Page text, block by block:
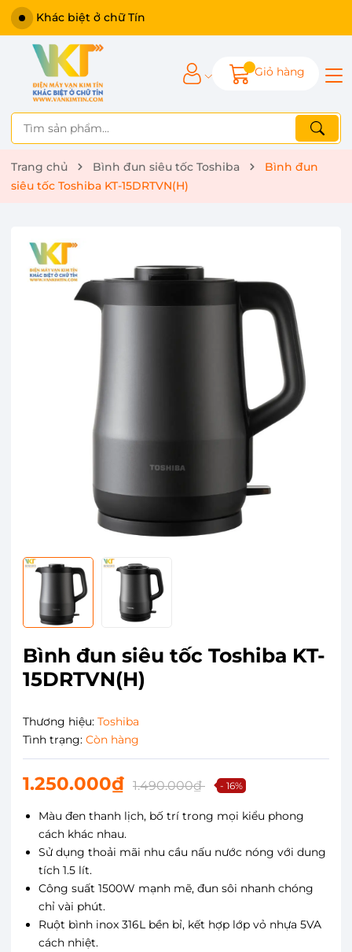
Khác biệt ở chữ Tín
Giỏ hàng
Trang chủ Bình đun siêu tốc Toshiba
Bình đun
siêu tốc Toshiba KT-15DRTVN(H)
Bình đun siêu tốc Toshiba KT-
15DRTVN(H)
Thương hiệu: Toshiba
Tình trạng: Còn hàng
1.250.000₫ 1.490.000₫ - 16%
Màu đen thanh lịch, bố trí trong mọi kiểu phong
cách khác nhau.
Sử dụng thoải mãi nhu cầu nấu nước nóng với dung
tích 1.5 lít.
Công suất 1500W mạnh mẽ, đun sôi nhanh chóng
chỉ vài phút.
Ruột bình inox 316L bền bỉ, kết hợp lớp vỏ nhựa 5VA
cách nhiệt.